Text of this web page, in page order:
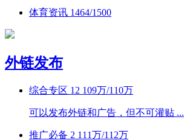
体育资讯 1464/1500
外链发布
综合专区 12 109万/110万
可以发布外链和广告，但不可灌贴 ...
推广必备 2 111万/112万